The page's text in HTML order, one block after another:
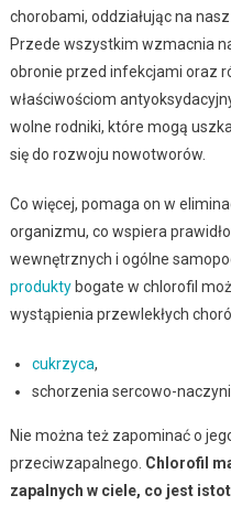
chorobami, oddziałując na
Przede wszystkim wzmacnia
obronie przed infekcjami oraz
właściwościom
wolne rodniki, które mogą
się do rozwoju nowotworów.
Co więcej, pomaga on w
organizmu, co wspiera
wewnętrznych i ogólne
produktybogate w chlorofil
wystąpienia przewlekłych
cukrzyca,
schorzenia sercowo-
Nie można też zapominać o
przeciwzapalnego. Chlorofil
zapalnych w ciele, co jest